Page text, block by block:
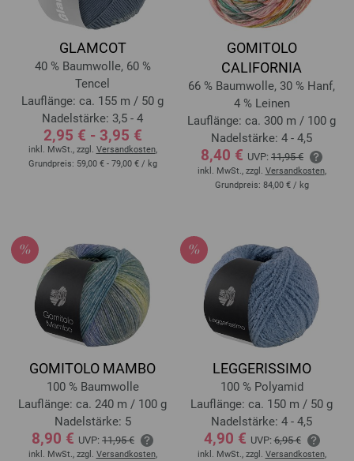
GLAMCOT
40 % Baumwolle, 60 %
Tencel
Lauflänge: ca. 155 m / 50 g
Nadelstärke: 3,5 - 4
2,95 € - 3,95 €
inkl. MwSt., zzgl. Versandkosten,
Grundpreis: 59,00 € - 79,00 € / kg
GOMITOLO
CALIFORNIA
66 % Baumwolle, 30 % Hanf,
4 % Leinen
Lauflänge: ca. 300 m / 100 g
Nadelstärke: 4 - 4,5
8,40 € UVP: 11,95 €
inkl. MwSt., zzgl. Versandkosten,
Grundpreis: 84,00 € / kg
GOMITOLO MAMBO
100 % Baumwolle
Lauflänge: ca. 240 m / 100 g
Nadelstärke: 5
8,90 € UVP: 11,95 €
inkl. MwSt., zzgl. Versandkosten,
LEGGERISSIMO
100 % Polyamid
Lauflänge: ca. 150 m / 50 g
Nadelstärke: 4 - 4,5
4,90 € UVP:6,95 €
inkl. MwSt., zzgl. Versandkosten,